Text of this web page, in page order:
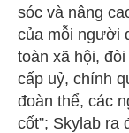
sóc và nâng
của mỗi người
toàn xã hội,
cấp uỷ, chính
đoàn thể, các
cốt”; Skylab ra